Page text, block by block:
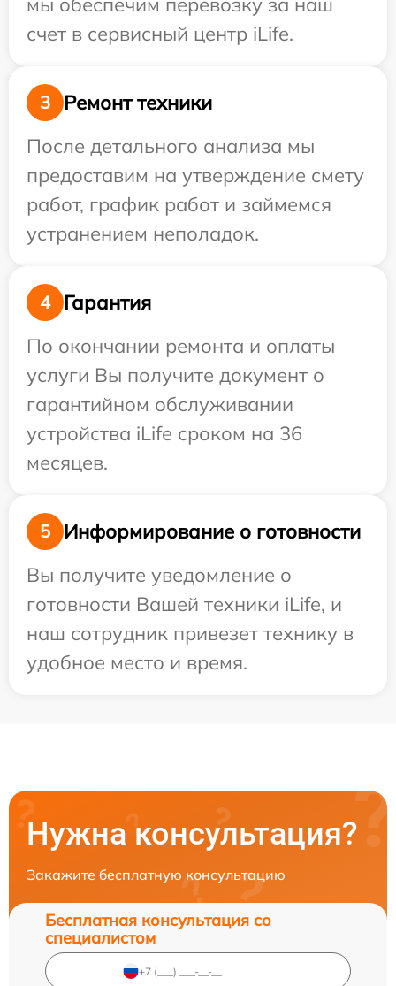
счет в сервисный центр iLife.
3
Ремонт техники
После детального анализа мы
предоставим на утверждение смету
работ, график работ и займемся
устранением неполадок.
4
Гарантия
По окончании ремонта и оплаты
услуги Вы получите документ о
гарантийном обслуживании
устройства iLife сроком на 36
месяцев.
5
Информирование о готовности
Вы получите уведомление о
готовности Вашей техники iLife, и
наш сотрудник привезет технику в
удобное место и время.
Нужна консультация?
Закажите бесплатную консультацию
Бесплатная консультация со
специалистом